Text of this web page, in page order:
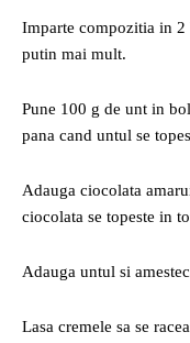
Imparte compozitia in
putin mai mult.
Pune 100 g de unt in
pana cand untul se
Adauga ciocolata
ciocolata se topeste in
Adauga untul si
Lasa cremele sa se